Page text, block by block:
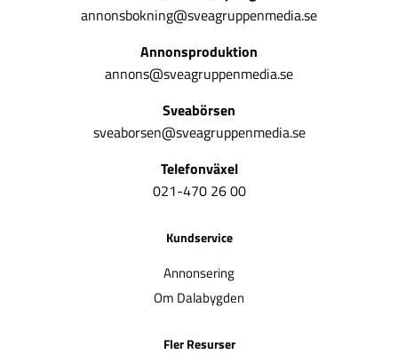
annonsbokning@sveagruppenmedia.se
Annonsproduktion
annons@sveagruppenmedia.se
Sveabörsen
sveaborsen@sveagruppenmedia.se
Telefonväxel
021-470 26 00
Kundservice
Annonsering
Om Dalabygden
Fler Resurser